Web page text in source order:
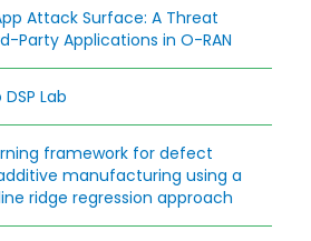
Attack Surface: A Threat
Party Applications in O-RAN
Lab
framework for defect
manufacturing using a
ridge regression approach